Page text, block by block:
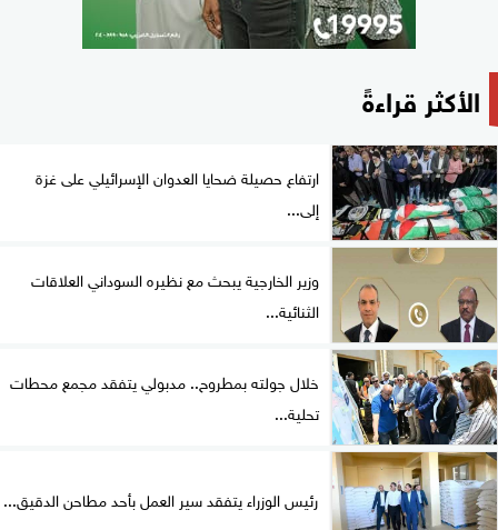
الأكثر قراءةً
ارتفاع حصيلة ضحايا العدوان الإسرائيلي على غزة
إلى...
وزير الخارجية يبحث مع نظيره السوداني العلاقات
الثنائية...
خلال جولته بمطروح.. مدبولي يتفقد مجمع محطات
تحلية...
رئيس الوزراء يتفقد سير العمل بأحد مطاحن الدقيق...